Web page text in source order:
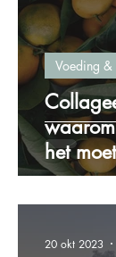
het
Voeding &
20 okt 2023